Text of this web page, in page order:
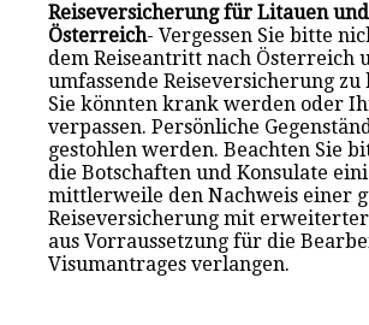
Reiseversicherung für Litauen und
Österreich- Vergessen Sie bitte
dem Reiseantritt nach Österreich
umfassende Reiseversicherung
Sie könnten krank werden oder
verpassen. Persönliche
gestohlen werden. Beachten Sie
die Botschaften und Konsulate
mittlerweile den Nachweis einer
Reiseversicherung mit
aus Vorraussetzung für die
Visumantrages verlangen.